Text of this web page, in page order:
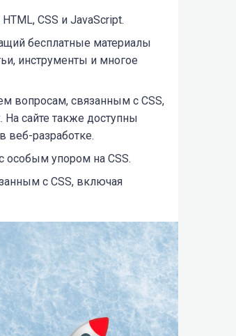
CSS и JavaScript.
бесплатные материалы
инструменты и многое
вопросам, связанным с CSS,
сайте также доступны
веб-разработке.
особым упором на CSS.
с CSS, включая